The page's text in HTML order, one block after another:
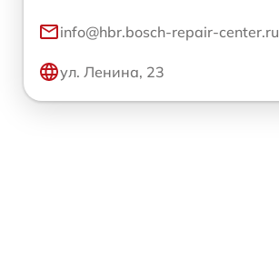
info@hbr.bosch-repair-center.ru
ул. Ленина, 23